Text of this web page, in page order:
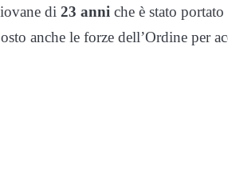
di 23 anni che è stato
anche le forze dell’Ordine per